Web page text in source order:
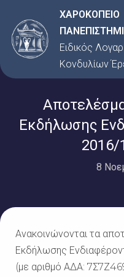
στο
περιεχόμενο
ΧΑΡΟΚΟΠΕΙΟ
Ειδικός
Κονδυλίων
Εκδήλωσης
2016/
8
Ανακοινώνονται τα
Εκδήλωσης
(με αριθμό ΑΔΑ: